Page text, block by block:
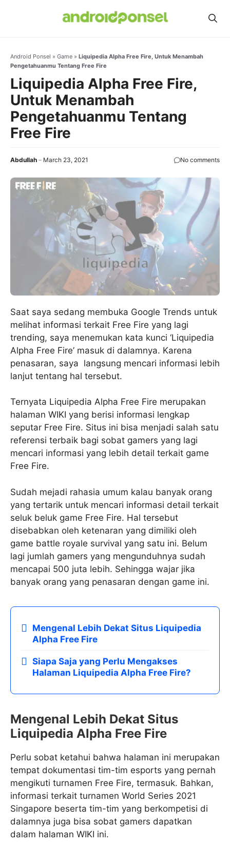
Android Ponsel » Game » Liquipedia Alpha Free Fire, Untuk Menambah
Pengetahuanmu Tentang Free Fire
Liquipedia Alpha Free Fire,
Untuk Menambah
Pengetahuanmu Tentang
Free Fire
Abdullah March 23, 2021 No comments
Saat saya sedang membuka Google Trends untuk
melihat informasi terkait Free Fire yang lagi
trending, saya menemukan kata kunci ‘Liquipedia
Alpha Free Fire’ masuk di dalamnya. Karena
penasaran, saya langsung mencari informasi lebih
lanjut tentang hal tersebut.
Ternyata Liquipedia Alpha Free Fire merupakan
halaman WIKI yang berisi informasi lengkap
seputar Free Fire. Situs ini bisa menjadi salah satu
referensi terbaik bagi sobat gamers yang lagi
mencari informasi yang lebih detail terkait game
Free Fire.
Sudah mejadi rahasia umum kalau banyak orang
yang tertarik untuk mencari informasi detail terkait
seluk beluk game Free Fire. Hal tersebut
disebabkan oleh ketenaran yang dimiliki oleh
game battle royale survival yang satu ini. Belum
lagi jumlah gamers yang mengunduhnya sudah
mencapai 500 juta lebih. Sehingga wajar jika
banyak orang yang penasaran dengan game ini.
Mengenal Lebih Dekat Situs Liquipedia
Alpha Free Fire
Siapa Saja yang Perlu Mengakses
Halaman Liquipedia Alpha Free Fire?
Mengenal Lebih Dekat Situs
Liquipedia Alpha Free Fire
Perlu sobat ketahui bahwa halaman ini merupakan
tempat dokumentasi tim-tim esports yang pernah
mengikuti turnamen Free Fire, termasuk. Bahkan,
informasi terkait turnamen World Series 2021
Singapore beserta tim-tim yang berkompetisi di
dalamnya juga bisa sobat gamers dapatkan
dalam halaman WIKI ini.